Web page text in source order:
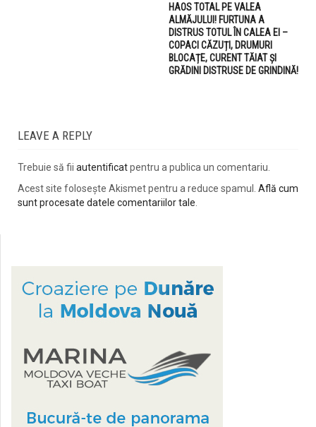
HAOS TOTAL PE VALEA
ALMĂJULUI! FURTUNA A
DISTRUS TOTUL ÎN CALEA EI –
COPACI CĂZUȚI, DRUMURI
BLOCAȚE, CURENT TĂIAT ȘI
GRĂDINI DISTRUSE DE GRINDINĂ!
LEAVE A REPLY
Trebuie să fii autentificatpentru a publica un comentariu.
Acest site folosește Akismet pentru a reduce spamul. Află cum
sunt procesate datele comentariilor tale